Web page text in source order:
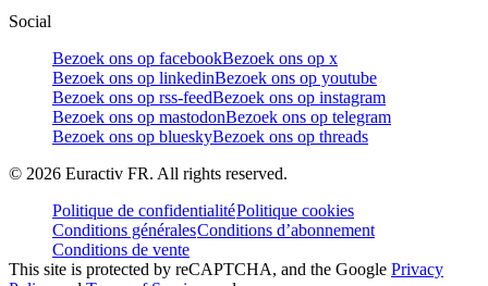
Social
Bezoek ons op facebookBezoek ons op x
Bezoek ons op linkedinBezoek ons op youtube
Bezoek ons op rss-feedBezoek ons op instagram
Bezoek ons op mastodonBezoek ons op telegram
Bezoek ons op blueskyBezoek ons op threads
© 2026 Euractiv FR. All rights reserved.
Politique de confidentialitéPolitique cookies
Conditions généralesConditions d’abonnement
Conditions de vente
This site is protected by reCAPTCHA, and the Google Privacy